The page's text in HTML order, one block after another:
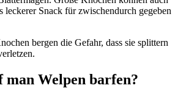
leckerer Snack für zwischendurch gegeben
bergen die Gefahr, dass sie splittern
man Welpen barfen?